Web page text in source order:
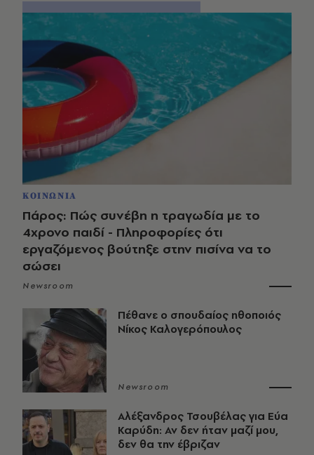
ΚΟΙΝΩΝΙΑ
Πάρος: Πώς συνέβη η τραγωδία με το
4χρονο παιδί - Πληροφορίες ότι
εργαζόμενος βούτηξε στην πισίνα να το
σώσει
Newsroom
Πέθανε ο σπουδαίος ηθοποιός
Νίκος Καλογερόπουλος
Newsroom
Αλέξανδρος Τσουβέλας για Εύα
Καρύδη: Αν δεν ήταν μαζί μου,
δεν θα την έβριζαν